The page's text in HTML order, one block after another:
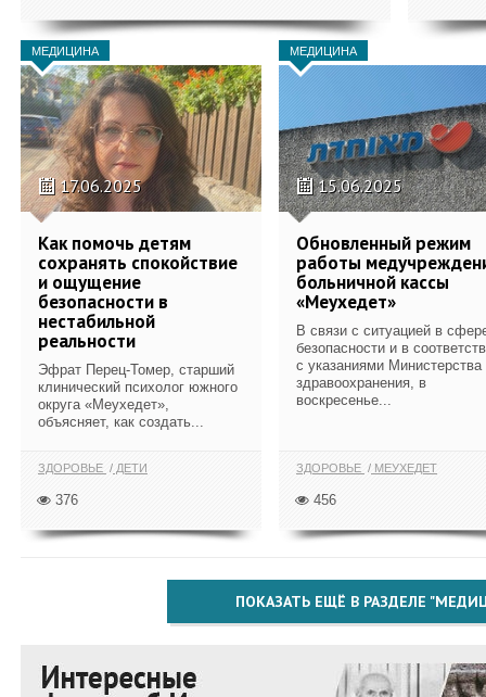
МЕДИЦИНА
17.06.2025
Как помочь детям
сохранять спокойствие
и ощущение
безопасности в
нестабильной
реальности
Эфрат Перец-Томер, старший
клинический психолог южного
округа «Меухедет»,
объясняет, как создать...
ЗДОРОВЬЕ ДЕТИ
376
МЕДИЦИНА
15.06.2025
Обновленный режим
работы
больничной кассы
«Меухедет»
В связи с ситуацией в
безопасности и в
с указаниями Министерства
здравоохранения, в
воскресенье...
ЗДОРОВЬЕ МЕУХЕДЕТ
456
ПОКАЗАТЬ ЕЩЁ В РАЗДЕЛЕ